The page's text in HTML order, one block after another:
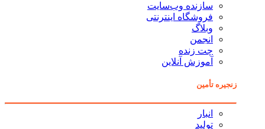
سازنده وب‌سایت
فروشگاه اینترنتی
وبلاگ
انجمن
چت زنده
آموزش آنلاین
زنجیره تأمین
انبار
تولید